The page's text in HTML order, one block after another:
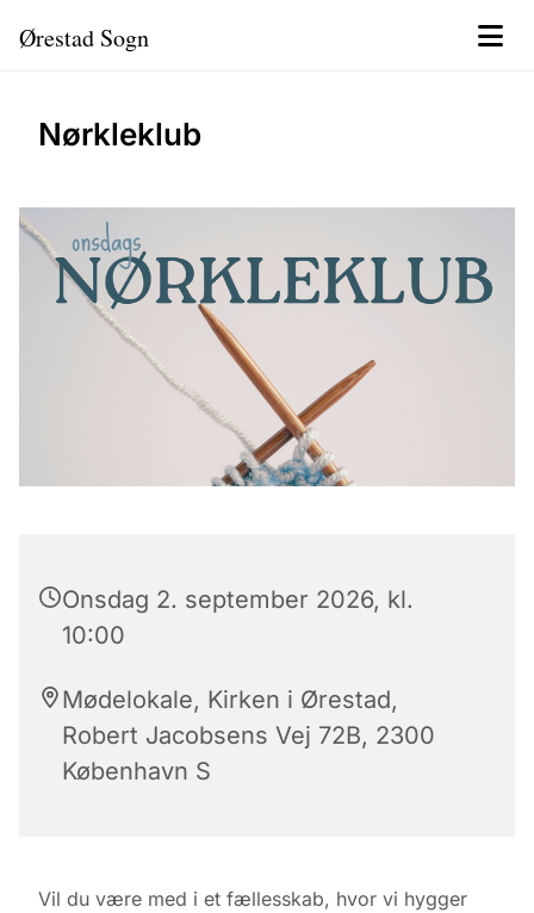
Ørestad Sogn
Nørkleklub
Onsdag 2. september 2026, kl.
10:00
Mødelokale, Kirken i Ørestad,
Robert Jacobsens Vej 72B, 2300
København S
Vil du være med i et fællesskab, hvor vi hygger